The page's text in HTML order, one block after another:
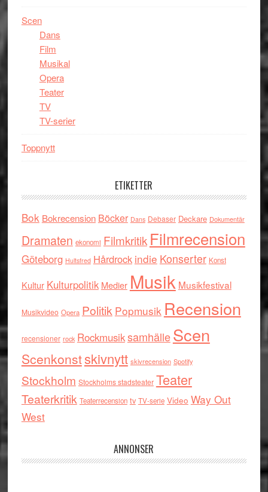
Scen
Dans
Film
Musikal
Opera
Teater
TV
TV-serier
Toppnytt
ETIKETTER
Bok Bokrecension Böcker Dans Debaser Deckare Dokumentär
Dramaten ekonomi Filmkritik Filmrecension
Göteborg Hultsfred Hårdrock indie Konserter Konst
Kultur Kulturpolitik Medier Musik Musikfestival
Musikvideo Opera Politik Popmusik Recension
recensioner rock RockmusiksamhälleScen
Scenkonstskivnytt skivrecension Spotify
Stockholm Stockholms stadsteater Teater
Teaterkritik Teaterrecension tv TV-serie Video Way Out
West
ANNONSER